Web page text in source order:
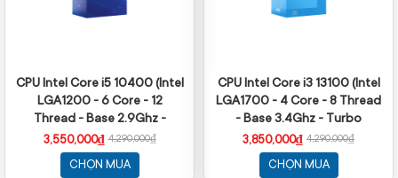
CPU Intel Core i5 10400 (Intel
LGA1200 - 6 Core - 12
Thread - Base 2.9Ghz -
Turbo 4.3Ghz - Cache 12MB)
3,550,000₫ 4,290,000₫
CHỌN MUA
CPU Intel Core i3 13100 (Intel
LGA1700 - 4 Core - 8 Thread
- Base 3.4Ghz - Turbo
4.5Ghz - Cache 12MB)
3,850,000₫ 4,290,000₫
CHỌN MUA